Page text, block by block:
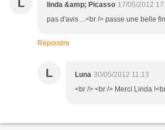
L linda &amp; Picasso 17/05/2012
pas d'avis ...<br /> passe une belle
Répondre
L Luna 30/05/2012 11:13
<br /> <br /> Merci Linda